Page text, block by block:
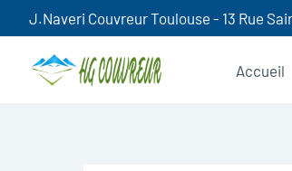
au
contenu
J.Naveri Couvreur Toulouse - 13 Rue
Accueil